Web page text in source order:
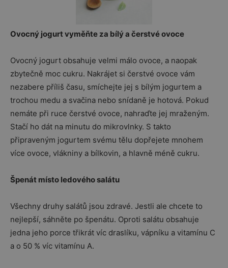
Ovocný jogurt vyměňte za bílý a čerstvé ovoce
Ovocný jogurt obsahuje velmi málo ovoce, a naopak
zbytečně moc cukru. Nakrájet si čerstvé ovoce vám
nezabere příliš času, smíchejte jej s bílým jogurtem a
trochou medu a svačina nebo snídaně je hotová. Pokud
nemáte při ruce čerstvé ovoce, nahraďte jej mraženým.
Stačí ho dát na minutu do mikrovlnky. S takto
připraveným jogurtem svému tělu dopřejete mnohem
více ovoce, vlákniny a bílkovin, a hlavně méně cukru.
Špenát místo ledového salátu
Všechny druhy salátů jsou zdravé. Jestli ale chcete to
nejlepší, sáhněte po špenátu. Oproti salátu obsahuje
jedna jeho porce třikrát víc draslíku, vápníku a vitamínu C
a o 50 % víc vitamínu A.